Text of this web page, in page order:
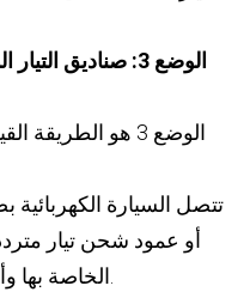
الوضع 3: صناديق
الوضع 3 هو
تتصل السيارة
أو عمود شحن تيار
الخاصة بها وأجهزة الحماية والاتصال بالسيارة.